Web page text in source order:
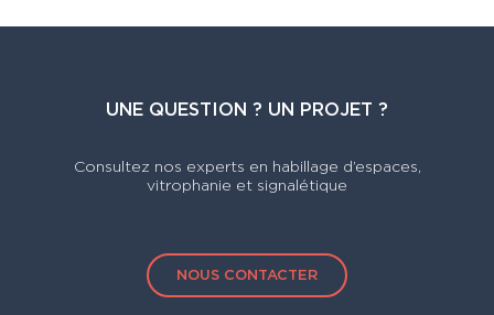
UNE QUESTION ? UN PROJET ?
Consultez nos experts en habillage d’espaces,
vitrophanie et signalétique
NOUS CONTACTER